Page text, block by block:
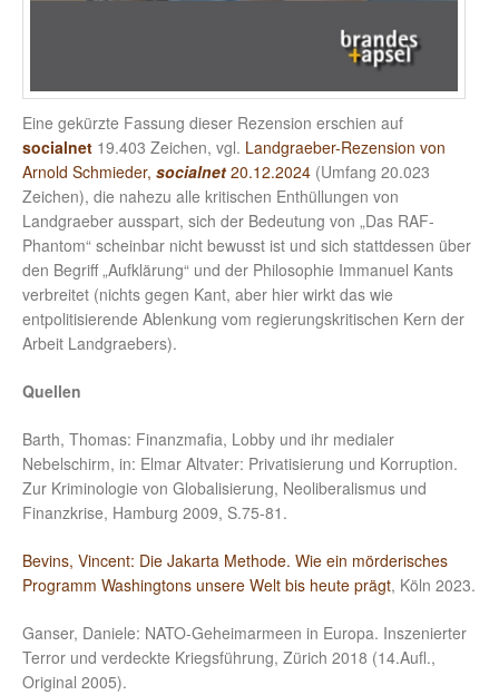
Eine gekürzte Fassung dieser Rezension erschien auf
socialnet 19.403 Zeichen, vgl. Landgraeber-Rezension von
Arnold Schmieder, socialnet 20.12.2024 (Umfang 20.023
Zeichen), die nahezu alle kritischen Enthüllungen von
Landgraeber ausspart, sich der Bedeutung von „Das RAF-
Phantom“ scheinbar nicht bewusst ist und sich stattdessen über
den Begriff „Aufklärung“ und der Philosophie Immanuel Kants
verbreitet (nichts gegen Kant, aber hier wirkt das wie
entpolitisierende Ablenkung vom regierungskritischen Kern der
Arbeit Landgraebers).
Quellen
Barth, Thomas: Finanzmafia, Lobby und ihr medialer
Nebelschirm, in: Elmar Altvater: Privatisierung und Korruption.
Zur Kriminologie von Globalisierung, Neoliberalismus und
Finanzkrise, Hamburg 2009, S.75-81.
Bevins, Vincent: Die Jakarta Methode. Wie ein mörderisches
Programm Washingtons unsere Welt bis heute prägt, Köln 2023.
Ganser, Daniele: NATO-Geheimarmeen in Europa. Inszenierter
Terror und verdeckte Kriegsführung, Zürich 2018 (14.Aufl.,
Original 2005).